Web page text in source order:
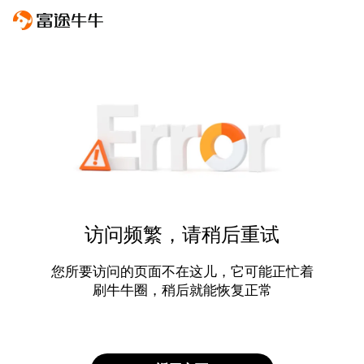
访问频繁，请稍后重试
您所要访问的页面不在这儿，它可能正忙着
刷牛牛圈，稍后就能恢复正常